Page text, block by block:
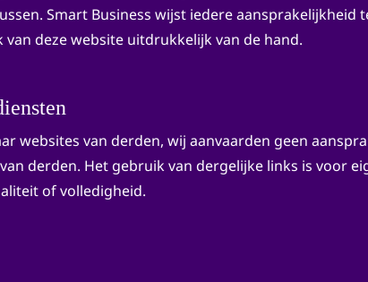
Smart Business wijst iedere aansprakelijkheid
deze website uitdrukkelijk van de hand.
websites van derden, wij aanvaarden geen
derden. Het gebruik van dergelijke links is voor
of volledigheid.